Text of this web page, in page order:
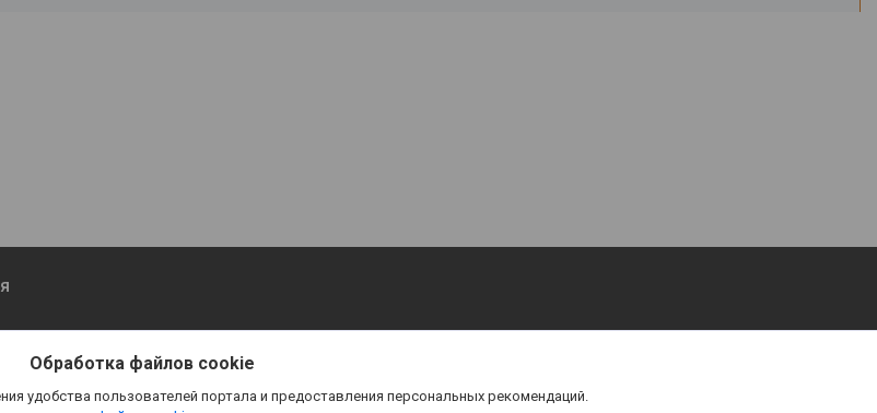
Обработка файлов cookie
удобства пользователей портала и предоставления персональных рекомендаций.